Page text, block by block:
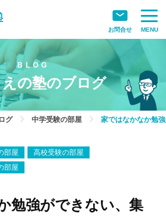
MENU
お問合せ
の塾のブログ
グ 中学受験の部屋 家ではなかなか勉
部屋
高校受験の部屋
部屋
勉強ができない、集